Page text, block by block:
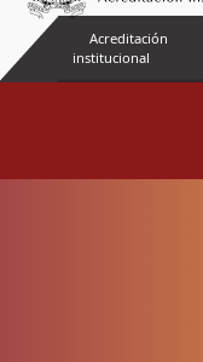
Acreditación
institucional